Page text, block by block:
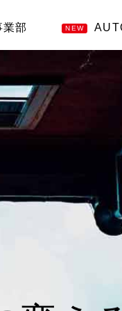
業部 NEW